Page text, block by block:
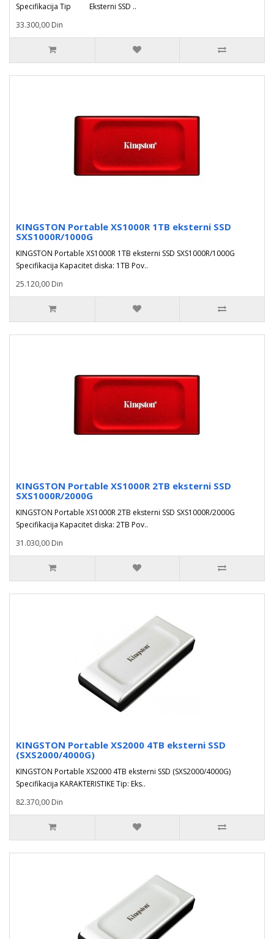
Specifikacija Tip Eksterni SSD ..
33.300,00 Din
KINGSTON Portable XS1000R 1TB eksterni SSD
SXS1000R/1000G
KINGSTON Portable XS1000R 1TB eksterni SSD SXS1000R/1000G
Specifikacija Kapacitet diska: 1TB Pov..
25.120,00 Din
KINGSTON Portable XS1000R 2TB eksterni SSD
SXS1000R/2000G
KINGSTON Portable XS1000R 2TB eksterni SSD SXS1000R/2000G
Specifikacija Kapacitet diska: 2TB Pov..
31.030,00 Din
KINGSTON Portable XS2000 4TB eksterni SSD
(SXS2000/4000G)
KINGSTON Portable XS2000 4TB eksterni SSD (SXS2000/4000G)
Specifikacija KARAKTERISTIKE Tip: Eks..
82.370,00 Din